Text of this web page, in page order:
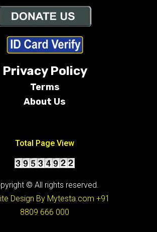
Privacy Policy
Terms
About Us
Total Page View
© All rights reserved.
Design By Mytesta.com +91
8809 666 000